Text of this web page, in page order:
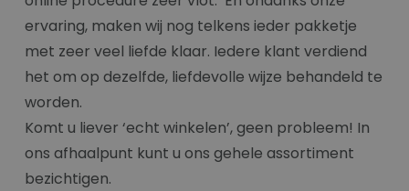
ervaring, maken wij nog telkens ieder pakketje
met zeer veel liefde klaar. Iedere klant verdiend
het om op dezelfde, liefdevolle wijze behandeld te
worden.
Komt u liever ‘echt winkelen’, geen probleem! In
ons afhaalpunt kunt u ons gehele assortiment
bezichtigen.